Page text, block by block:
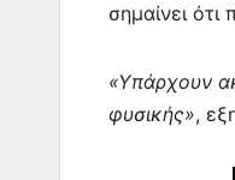
σημαίνει ότι
«Υπάρχουν
φυσικής»,